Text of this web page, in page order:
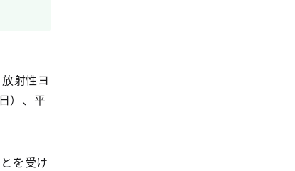
射性ヨ
）、平
を受け